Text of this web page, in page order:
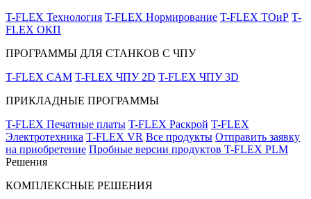
T-FLEX Технология T-FLEX Нормирование T-FLEX ТОиР T-
FLEX ОКП
ПРОГРАММЫ ДЛЯ СТАНКОВ С ЧПУ
T-FLEX CAM T-FLEX ЧПУ 2D T-FLEX ЧПУ 3D
ПРИКЛАДНЫЕ ПРОГРАММЫ
T-FLEX Печатные платы T-FLEX Раскрой T-FLEX
Электротехника T-FLEX VR Все продукты Отправить заявку
на приобретение Пробные версии продуктов T-FLEX PLM
Решения
КОМПЛЕКСНЫЕ РЕШЕНИЯ